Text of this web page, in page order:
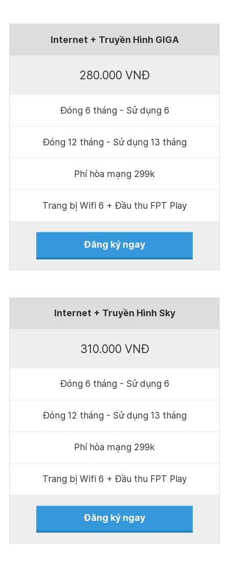
Internet + Truyền Hình GIGA
280.000 VNĐ
Đóng 6 tháng - Sử dụng 6
Đóng 12 tháng - Sử dụng 13 tháng
Phí hòa mạng 299k
Trang bị Wifi 6 + Đầu thu FPT Play
Đăng ký ngay
Internet + Truyền Hình Sky
310.000 VNĐ
Đóng 6 tháng - Sử dụng 6
Đóng 12 tháng - Sử dụng 13 tháng
Phí hòa mạng 299k
Trang bị Wifi 6 + Đầu thu FPT Play
Đăng ký ngay